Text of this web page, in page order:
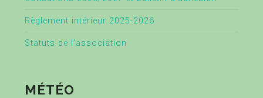
Règlement intérieur 2025-2026
Statuts de l’association
MÉTÉO